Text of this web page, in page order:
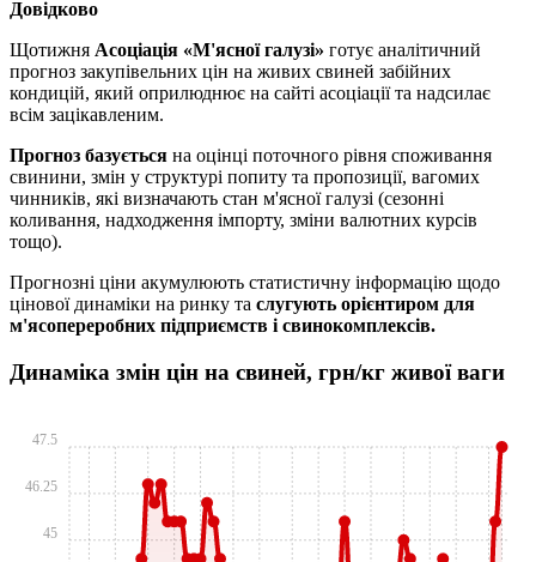
Довідково
Щотижня Асоціація «М'ясної галузі» готує аналітичний
прогноз закупівельних цін на живих свиней забійних
кондицій, який оприлюднює на сайті асоціації та надсилає
всім зацікавленим.
Прогноз базується на оцінці поточного рівня споживання
свинини, змін у структурі попиту та пропозиції, вагомих
чинників, які визначають стан м'ясної галузі (сезонні
коливання, надходження імпорту, зміни валютних курсів
тощо).
Прогнозні ціни акумулюють статистичну інформацію щодо
цінової динаміки на ринку та слугують орієнтиром для
м'ясопереробних підприємств і свинокомплексів.
Динаміка змін цін на свиней, грн/кг живої ваги
45
46.25
47.5